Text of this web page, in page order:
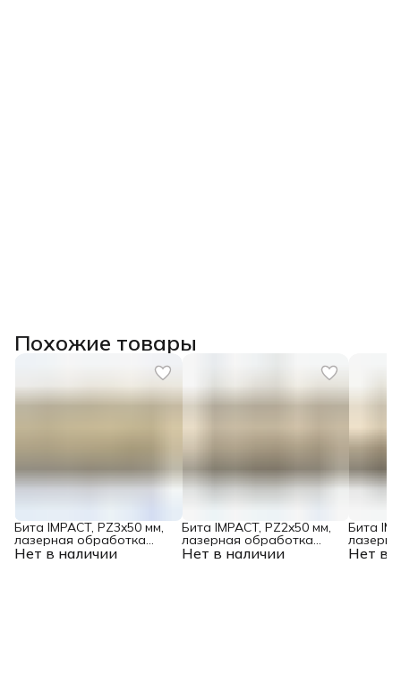
Похожие товары
Нет в наличии
Бита IMPACT, PZ3x50 мм,
лазерная обработка
шлица, сталь S2, 10 шт., Е Нет в наличии
Бита IMPACT, PZ2x50 мм,
лазерная обработка
шлица, сталь S2, 10 шт., Е Нет в
Бита
шлица,